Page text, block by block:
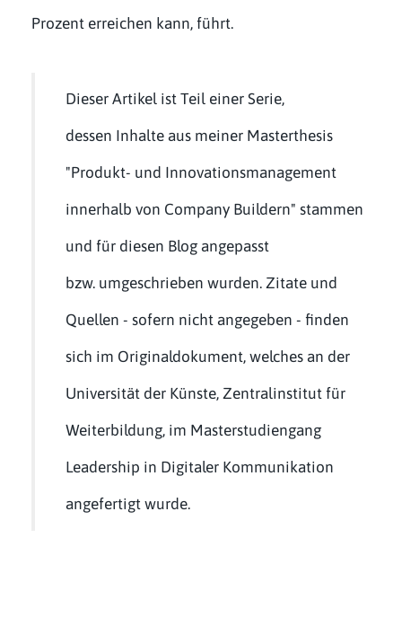
Prozent erreichen kann, führt.
Dieser Artikel ist Teil einer Serie,
dessen Inhalte aus meiner Masterthesis
"Produkt- und Innovationsmanagement
innerhalb von Company Buildern" stammen
und für diesen Blog angepasst
bzw. umgeschrieben wurden. Zitate und
Quellen - sofern nicht angegeben - finden
sich im Originaldokument, welches an der
Universität der Künste, Zentralinstitut für
Weiterbildung, im Masterstudiengang
Leadership in Digitaler Kommunikation
angefertigt wurde.